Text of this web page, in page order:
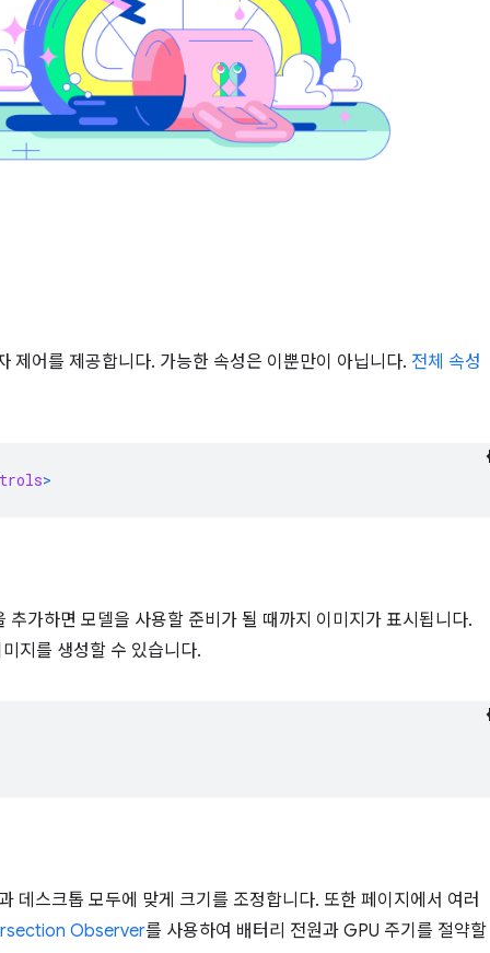
제어를 제공합니다. 가능한 속성은 이뿐만이 아닙니다. 전체 속성
>
추가하면 모델을 사용할 준비가 될 때까지 이미지가 표시됩니다.
지를 생성할 수 있습니다.
데스크톱 모두에 맞게 크기를 조정합니다. 또한 페이지에서 여러
Observer를 사용하여 배터리 전원과 GPU 주기를 절약할